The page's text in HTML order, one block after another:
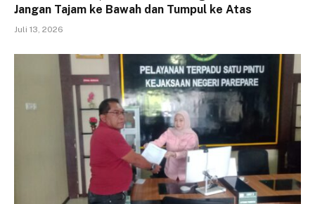
Jangan Tajam ke Bawah dan Tumpul ke Atas
Juli 13, 2026